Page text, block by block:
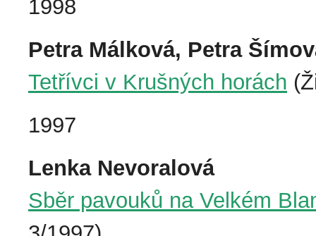
1998
Petra Málková, Petra
Tetřívci v Krušných horách
1997
Lenka Nevoralová
Sběr pavouků na Velkém